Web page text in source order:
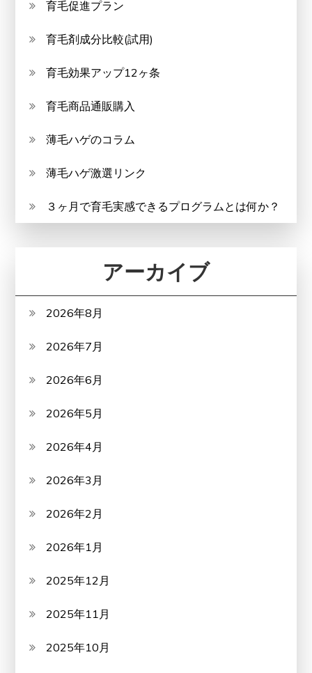
育毛促進プラン
育毛剤成分比較(試用)
育毛効果アップ12ヶ条
育毛商品通販購入
薄毛ハゲのコラム
薄毛ハゲ激選リンク
３ヶ月で育毛実感できるプログラムとは何か？
アーカイブ
2026年8月
2026年7月
2026年6月
2026年5月
2026年4月
2026年3月
2026年2月
2026年1月
2025年12月
2025年11月
2025年10月